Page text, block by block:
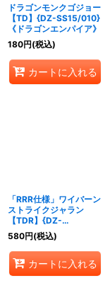
ドラゴンモンクゴジョー
【TD】{DZ-SS15/010}
《ドラゴンエンパイア》
180円(税込)
カートに入れる
「RRR仕様」ワイバーン
ストライクジャラン
【TDR】{DZ-
SS15/011R}《ドラゴン
エンパイア》
580円(税込)
カートに入れる